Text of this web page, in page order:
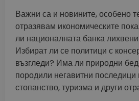
Важни са и новините, особено
отразявам икономическите
ли националната банка
Избират ли се политици с
възгледи? Има ли природни
породили негавитни последици
стопанство, туризма и други